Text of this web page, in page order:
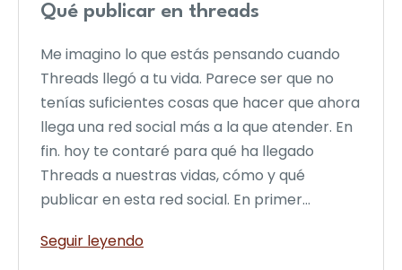
Qué publicar en threads
Me imagino lo que estás pensando cuando
Threads llegó a tu vida. Parece ser que no
tenías suficientes cosas que hacer que ahora
llega una red social más a la que atender. En
fin. hoy te contaré para qué ha llegado
Threads a nuestras vidas, cómo y qué
publicar en esta red social. En primer…
Seguir leyendoQué